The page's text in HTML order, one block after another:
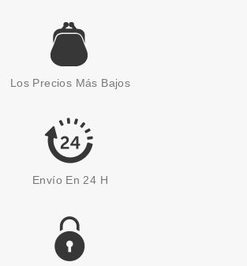
EUGENE PERMA
EUGENE PERMA ESSENTIEL
KERATINE GLOW MASCARILLA
150ML
3.20€
Los Precios Más Bajos
Envío En 24 H